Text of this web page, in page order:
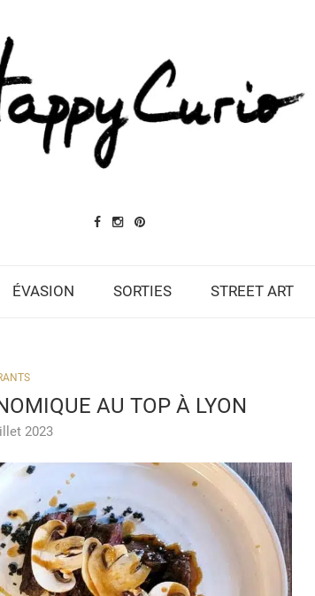
ÉVASION SORTIES STREET ART
AU TOP À LYON
2023